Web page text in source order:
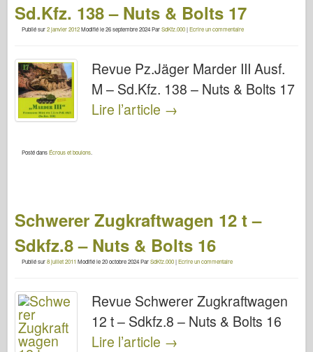
Sd.Kfz. 138 – Nuts & Bolts 17
Publié sur2 janvier 2012Modifié le26 septembre 2024ParSdKfz.000|Ecrire un commentaire
Revue Pz.Jäger Marder III Ausf.
M – Sd.Kfz. 138 – Nuts & Bolts 17
Lire l’article →
Posté dansÉcrous et boulons
Schwerer Zugkraftwagen 12 t –
Sdkfz.8 – Nuts & Bolts 16
Publié sur8 juillet 2011 Modifié le20 octobre 2024ParSdKfz.000|Ecrire un commentaire
Revue Schwerer Zugkraftwagen
12 t – Sdkfz.8 – Nuts & Bolts 16
Lire l’article →